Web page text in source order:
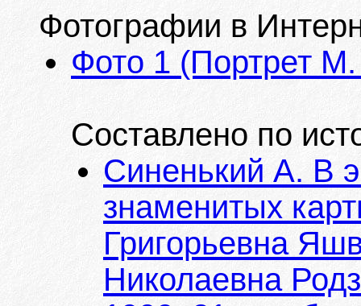
Фотографии в
Фото 1 (Портрет
Составлено по
Синенький А. В
знаменитых
Григорьевна
Николаевна